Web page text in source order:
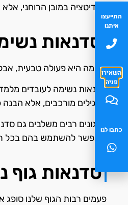
במדיטציה במובן הרוחני,
סדנאות
נשימה היא פעולה טבעית,
סדנאות נשימה לעובדים
תרגילים מורכבים, אלא
ארגונים רבים משלבים גם
שאפשר להשתמש בהם בכל
סדנאות
פעמים רבות הגוף שלנו
התייעצו
איתנו
השאירו
פניה
כתבו לנו